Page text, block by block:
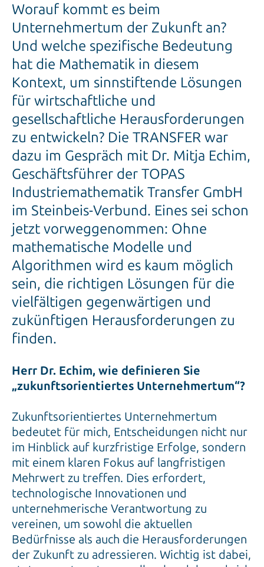
Worauf kommt es beim
Unternehmertum der Zukunft an?
Und welche spezifische Bedeutung
hat die Mathematik in diesem
Kontext, um sinnstiftende Lösungen
für wirtschaftliche und
gesellschaftliche Herausforderungen
zu entwickeln? Die TRANSFER war
dazu im Gespräch mit Dr. Mitja Echim,
Geschäftsführer der TOPAS
Industriemathematik Transfer GmbH
im Steinbeis-Verbund. Eines sei schon
jetzt vorweggenommen: Ohne
mathematische Modelle und
Algorithmen wird es kaum möglich
sein, die richtigen Lösungen für die
vielfältigen gegenwärtigen und
zukünftigen Herausforderungen zu
finden.
Herr Dr. Echim, wie definieren Sie
„zukunftsorientiertes Unternehmertum“?
Zukunftsorientiertes Unternehmertum
bedeutet für mich, Entscheidungen nicht nur
im Hinblick auf kurzfristige Erfolge, sondern
mit einem klaren Fokus auf langfristigen
Mehrwert zu treffen. Dies erfordert,
technologische Innovationen und
unternehmerische Verantwortung zu
vereinen, um sowohl die aktuellen
Bedürfnisse als auch die Herausforderungen
der Zukunft zu adressieren. Wichtig ist dabei,